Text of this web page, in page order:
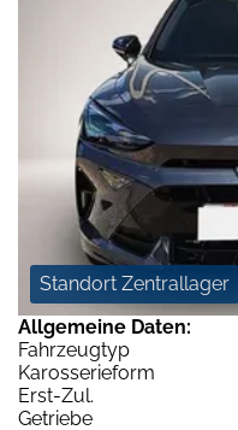
Standort Zentrallager
Allgemeine Daten:
Fahrzeugtyp
Karosserieform
Erst-Zul.
Getriebe